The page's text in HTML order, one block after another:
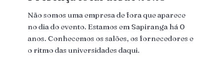
Não somos uma empresa de fora que aparece
no dia do evento. Estamos em Sapiranga há 0
anos. Conhecemos os salões, os fornecedores e
o ritmo das universidades daqui.